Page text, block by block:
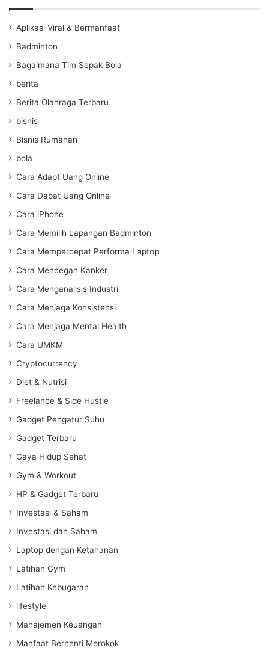
Aplikasi Viral & Bermanfaat
Badminton
Bagaimana Tim Sepak Bola
berita
Berita Olahraga Terbaru
bisnis
Bisnis Rumahan
bola
Cara Adapt Uang Online
Cara Dapat Uang Online
Cara iPhone
Cara Memilih Lapangan Badminton
Cara Mempercepat Performa Laptop
Cara Mencegah Kanker
Cara Menganalisis Industri
Cara Menjaga Konsistensi
Cara Menjaga Mental Health
Cara UMKM
Cryptocurrency
Diet & Nutrisi
Freelance & Side Hustle
Gadget Pengatur Suhu
Gadget Terbaru
Gaya Hidup Sehat
Gym & Workout
HP & Gadget Terbaru
Investasi & Saham
Investasi dan Saham
Laptop dengan Ketahanan
Latihan Gym
Latihan Kebugaran
lifestyle
Manajemen Keuangan
Manfaat Berhenti Merokok